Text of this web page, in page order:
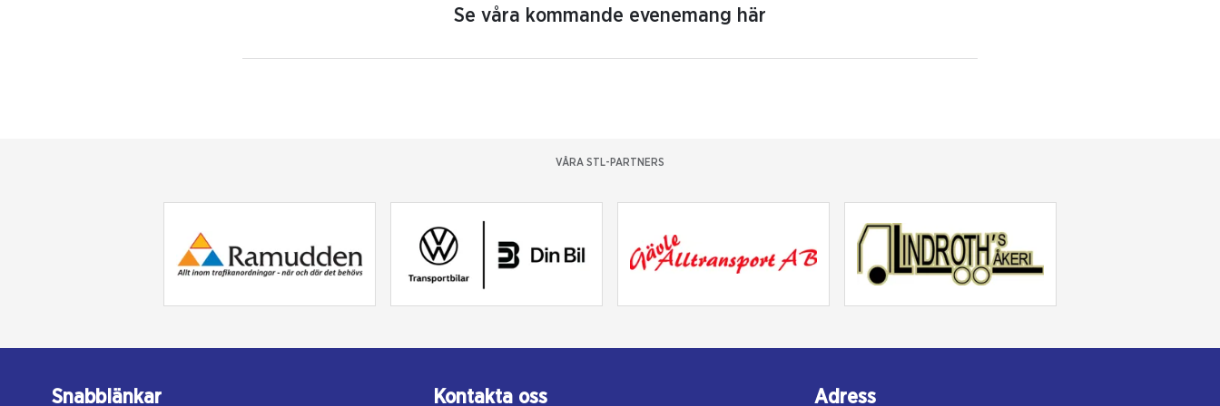
Se våra kommande evenemang här
VÅRA STL-PARTNERS
Snabblänkar Kontakta oss Adress